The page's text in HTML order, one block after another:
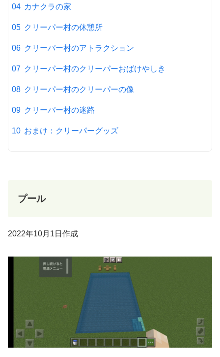
カナクラの家
クリーパー村の休憩所
クリーパー村のアトラクション
クリーパー村のクリーパーおばけやしき
クリーパー村のクリーパーの像
クリーパー村の迷路
おまけ：クリーパーグッズ
プール
2022年10月1日作成